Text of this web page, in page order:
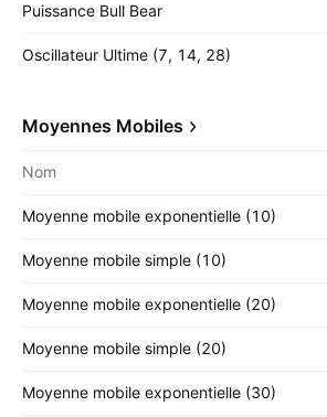
Puissance Bull Bear
Oscillateur Ultime (7, 14, 28)
Moyennes Mobiles
Nom
Moyenne mobile exponentielle (10)
Moyenne mobile simple (10)
Moyenne mobile exponentielle (20)
Moyenne mobile simple (20)
Moyenne mobile exponentielle (30)